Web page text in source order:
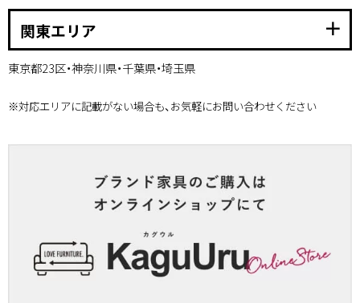
関東エリア add
東京都23区・神奈川県・千葉県・埼玉県
※対応エリアに記載がない場合も、お気軽にお問い合わせください